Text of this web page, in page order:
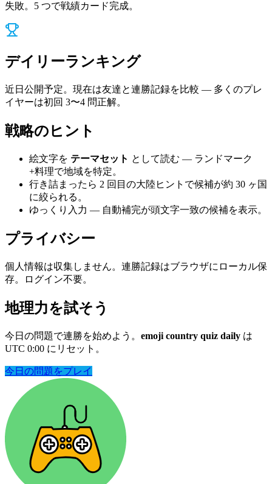
失敗。5 つで戦績カード完成。
デイリーランキング
近日公開予定。現在は友達と連勝記録を比較 — 多くのプレ
イヤーは初回 3〜4 問正解。
戦略のヒント
絵文字を テーマセット として読む — ランドマーク
+料理で地域を特定。
行き詰まったら 2 回目の大陸ヒントで候補が約 30 ヶ国
に絞られる。
ゆっくり入力 — 自動補完が頭文字一致の候補を表示。
プライバシー
個人情報は収集しません。連勝記録はブラウザにローカル保
存。ログイン不要。
地理力を試そう
今日の問題で連勝を始めよう。 emoji country quiz daily は
UTC 0:00 にリセット。
今日の問題をプレイ